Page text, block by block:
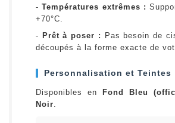
-Températures extrêmes :
+70°C.
- Prêt à poser :
Pas besoin de
découpés à la forme exacte de
Personnalisation et Teintes
Disponibles en Fond Bleu
Noir.